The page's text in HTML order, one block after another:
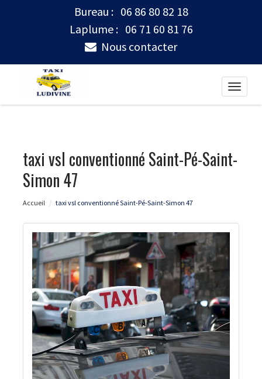
Bureau : 06 86 80 82 18
Laplume : 06 71 60 81 76
Nous contacter
Toggle
taxi vsl conventionné Saint-Pé-Saint-
Simon 47
Accueil taxi vsl conventionné Saint-Pé-Saint-Simon 47